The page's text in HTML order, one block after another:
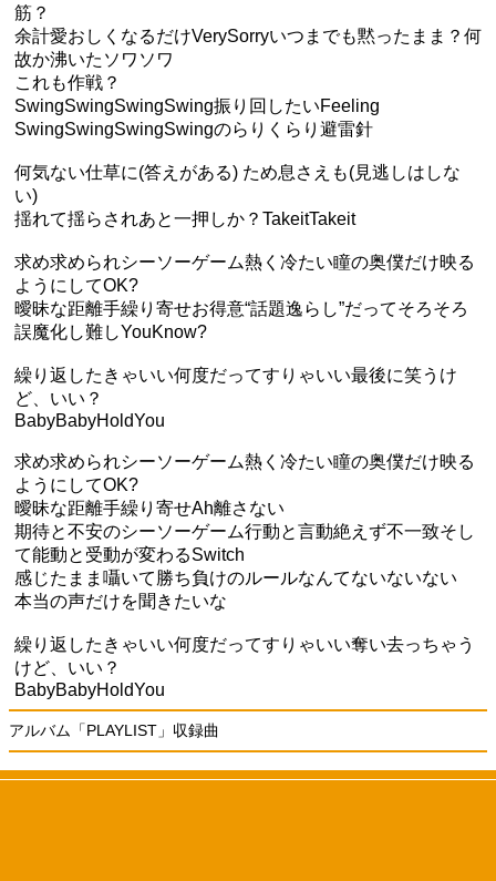
筋？
余計愛おしくなるだけVerySorryいつまでも黙ったまま？何
故か沸いたソワソワ
これも作戦？
SwingSwingSwingSwing振り回したいFeeling
SwingSwingSwingSwingのらりくらり避雷針
何気ない仕草に(答えがある) ため息さえも(見逃しはしな
い)
揺れて揺らされあと一押しか？TakeitTakeit
求め求められシーソーゲーム熱く冷たい瞳の奥僕だけ映る
ようにしてOK?
曖昧な距離手繰り寄せお得意“話題逸らし”だってそろそろ
誤魔化し難しYouKnow?
繰り返したきゃいい何度だってすりゃいい最後に笑うけ
ど、いい？
BabyBabyHoldYou
求め求められシーソーゲーム熱く冷たい瞳の奥僕だけ映る
ようにしてOK?
曖昧な距離手繰り寄せAh離さない
期待と不安のシーソーゲーム行動と言動絶えず不一致そし
て能動と受動が変わるSwitch
感じたまま囁いて勝ち負けのルールなんてないないない
本当の声だけを聞きたいな
繰り返したきゃいい何度だってすりゃいい奪い去っちゃう
けど、いい？
BabyBabyHoldYou
アルバム「PLAYLIST」収録曲